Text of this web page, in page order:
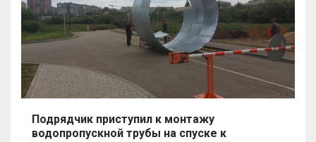
Подрядчик приступил к монтажу
водопропускной трубы на спуске к